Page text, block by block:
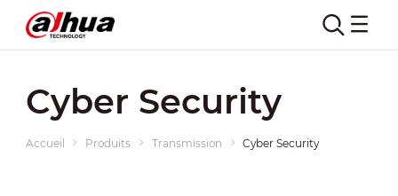
Cyber Security
Accueil Produits Transmission Cyber Security